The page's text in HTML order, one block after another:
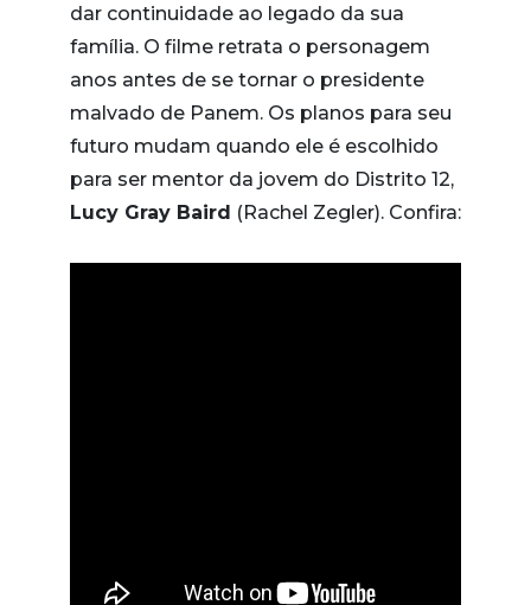
dar continuidade ao legado da sua
família. O filme retrata o personagem
anos antes de se tornar o presidente
malvado de Panem. Os planos para seu
futuro mudam quando ele é escolhido
para ser mentor da jovem do Distrito 12,
Lucy Gray Baird (Rachel Zegler). Confira: